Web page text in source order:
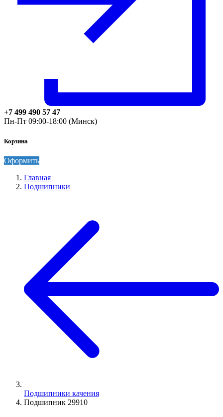
+7 499 490 57 47
Пн-Пт 09:00-18:00 (Минск)
Корзина
Оформить
Главная
Подшипники
Подшипники качения
Подшипник 29910